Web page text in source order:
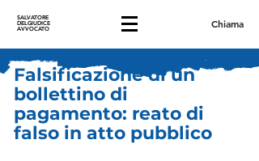
SALVATORE
DELGIUDICE
AVVOCATO Chiama
Falsificazione di un
bollettino di
pagamento: reato di
falso in atto pubblico